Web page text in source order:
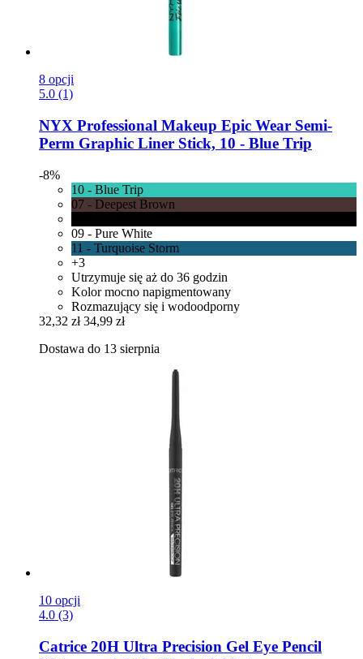
8 opcji
5.0 (1)
NYX Professional Makeup Epic Wear Semi-​
Perm Graphic Liner Stick, 10 -​ Blue Trip
-8%
10 - Blue Trip
07 - Deepest Brown
09 - Pure White
11 - Turquoise Storm
+3
Utrzymuje się aż do 36 godzin
Kolor mocno napigmentowany
Rozmazujący się i wodoodporny
32,32 zł 34,99 zł
Dostawa do 13 sierpnia
10 opcji
4.0 (3)
Catrice 20H Ultra Precision Gel Eye Pencil